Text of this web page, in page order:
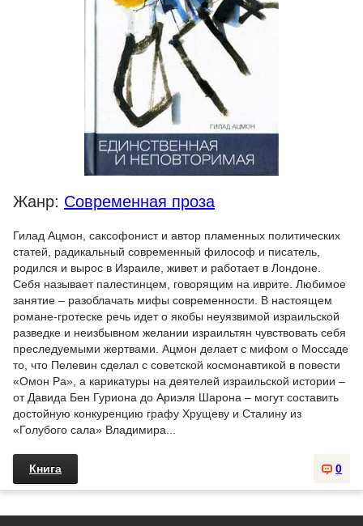
Жанр: Современная проза
Гилад Ацмон, саксофонист и автор пламенных политических
статей, радикальный современный философ и писатель,
родился и вырос в Израиле, живет и работает в Лондоне.
Себя называет палестинцем, говорящим на иврите. Любимое
занятие – разоблачать мифы современности. В настоящем
романе-гротеске речь идет о якобы неуязвимой израильской
разведке и неизбывном желании израильтян чувствовать себя
преследуемыми жертвами. Ацмон делает с мифом о Моссаде
то, что Пелевин сделал с советской космонавтикой в повести
«Омон Ра», а карикатуры на деятелей израильской истории –
от Давида Бен Гуриона до Ариэля Шарона – могут составить
достойную конкуренцию графу Хрущеву и Сталину из
«Голубого сала» Владимира...
0
Книга